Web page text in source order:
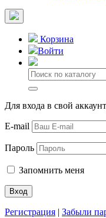
Корзина
Войти
Для входа в свой
E-mail
Пароль
Запомнить меня
Регистрация | Забыли